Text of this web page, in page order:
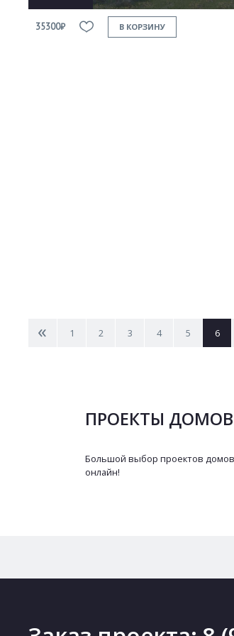
35300₽ В КОРЗИНУ
< 1 2 3 4 5 6
ПРОЕКТЫ
Большой выбор проектов домов
онлайн!